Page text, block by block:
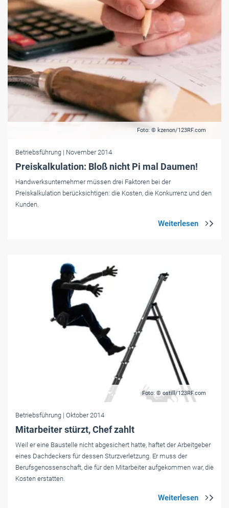
Foto: © kzenon/123RF.com
Betriebsführung | November 2014
Preiskalkulation: Bloß nicht Pi mal Daumen!
Handwerksunternehmer müssen drei Faktoren bei der
Preiskalkulation berücksichtigen: die Kosten, die Konkurrenz und den
Kunden.
Foto: © ostill/123RF.com
Betriebsführung | Oktober 2014
Mitarbeiter stürzt, Chef zahlt
Weil er eine Baustelle nicht abgesichert hatte, haftet der Arbeitgeber
eines Dachdeckers für dessen Sturzverletzung. Er muss der
Berufsgenossenschaft, die für den Mitarbeiter aufgekommen war, die
Kosten erstatten.